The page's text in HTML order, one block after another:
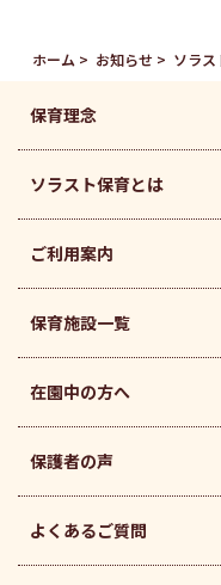
ホーム お知らせ ソラ
保育理念
ソラスト保育とは
ご利用案内
保育施設一覧
在園中の方へ
保護者の声
よくあるご質問